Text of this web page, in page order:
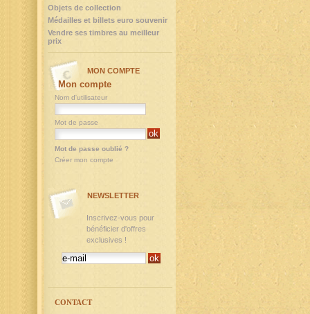
Objets de collection
Médailles et billets euro souvenir
Vendre ses timbres au meilleur
prix
MON COMPTE
Mon compte
Nom d'utilisateur
Mot de passe
Mot de passe oublié ?
Créer mon compte
NEWSLETTER
Inscrivez-vous pour
bénéficier d'offres
exclusives !
CONTACT